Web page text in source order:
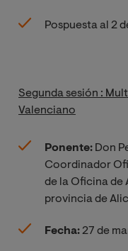
Pospuesta al 2
Segunda sesión :
Valenciano
Ponente: Don
Coordinador
de la Oficina de
provincia de
Fecha:27 de